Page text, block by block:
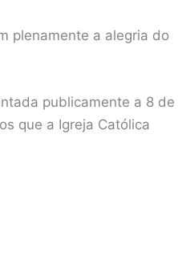
plenamente a alegria do
publicamente a 8 de
que a Igreja Católica